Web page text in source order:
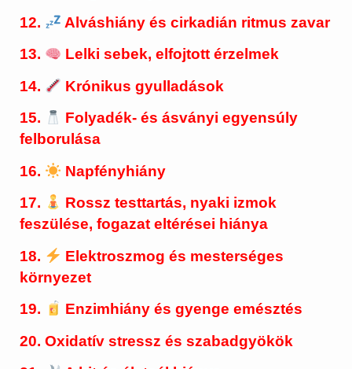
12.
Alváshiány és cirkadián ritmus zavar
13.
Lelki sebek, elfojtott érzelmek
14.
Krónikus gyulladások
15.
Folyadék- és ásványi egyensúly
felborulása
16.
Napfényhiány
17.
Rossz testtartás, nyaki izmok
feszülése, fogazat eltérései hiánya
18.
Elektroszmog és mesterséges
környezet
19.
Enzimhiány és gyenge emésztés
20. Oxidatív stressz és szabadgyökök